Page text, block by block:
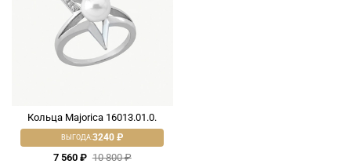
Кольца Majorica 16013.01.0.
7 560 ₽ 10 800 ₽
ВЫГОДА:3240 ₽